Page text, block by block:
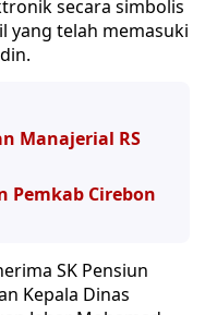
secara simbolis
yang telah memasuki
Manajerial RS
Pemkab Cirebon
SK Pensiun
Kepala Dinas